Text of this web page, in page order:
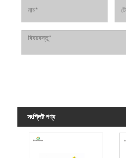
সংশ্লিষ্ট পণ্য